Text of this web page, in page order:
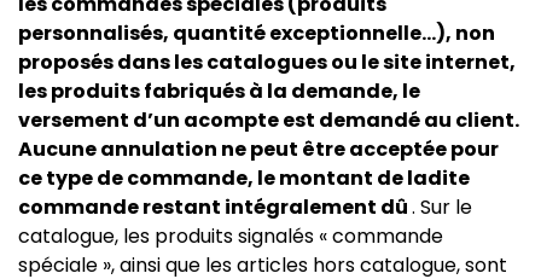
personnalisés, quantité exceptionnelle…), non
proposés dans les catalogues ou le site internet,
les produits fabriqués à la demande, le
versement d’un acompte est demandé au client.
Aucune annulation ne peut être acceptée pour
ce type de commande, le montant de ladite
commande restant intégralement dû. Sur le
catalogue, les produits signalés « commande
spéciale », ainsi que les articles hors catalogue, sont